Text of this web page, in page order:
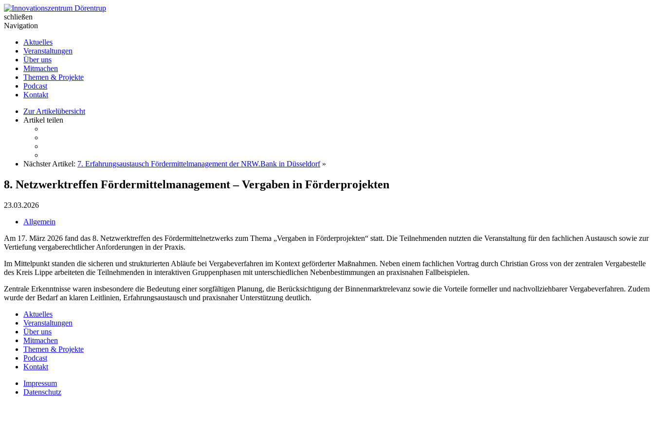
Skip
to
content
Innovationszentrum Dörentrup
schließen
Navigation
Aktuelles
Veranstaltungen
Über uns
Mitmachen
Themen & Projekte
Podcast
Kontakt
Zur Artikelübersicht
Artikel teilen
Nächster Artikel: 7. Erfahrungsaustausch Fördermittelmanagement der NRW.Bank in Düsseldorf»
8. Netzwerktreffen Fördermittelmanagement – Vergaben in Förderprojekten
23.03.2026
Allgemein
Am 17. März 2026 fand das 8. Netzwerktreffen des Fördermittelnetzwerks zum Thema „Vergaben in Förderprojekten“ statt. Die Teilnehmenden nutzten die Veranstaltung für den fachlichen Austausch sowie zur
Vertiefung vergaberechtlicher Anforderungen in der Praxis.
Im Mittelpunkt standen die sicheren und strukturierten Abläufe bei Vergabeverfahren im Kontext geförderter Maßnahmen. Neben einem fachlichen Vortrag durch Christian Gross von der zentralen Vergabestelle
des Kreis Lippe arbeiteten die Teilnehmenden in interaktiven Gruppenphasen mit unterschiedlichen Nebenbestimmungen an praxisnahen Fallbeispielen.
Zentrale Erkenntnisse waren insbesondere die Bedeutung einer sorgfältigen Planung, die Berücksichtigung der Binnenmarktrelevanz sowie die Vorteile formeller und nachvollziehbarer Vergabeverfahren. Zudem
wurde der Bedarf an klaren Leitlinien, Erfahrungsaustausch und praxisnaher Unterstützung deutlich.
Aktuelles
Veranstaltungen
Über uns
Mitmachen
Themen & Projekte
Podcast
Kontakt
Impressum
Datenschutz